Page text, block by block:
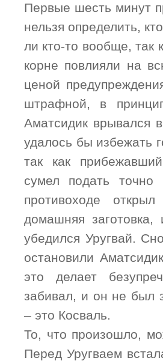
Первые шесть минут
нельзя определить,
ли кто-то вообще, так
корне повлияли на
ценой
штрафной, в
Аматсидик врывался
удалось бы избежать
так как
сумел подать
противоходе
домашняя
убедился Уругвай.
остановили
это делает
забивал, и он не был
– это Косваль.
То, что произошло,
Перед Уругваем